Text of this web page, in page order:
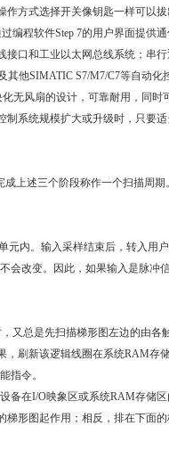
作方式选择开关像钥匙一样可以
编程软件Step 7的用户界面提供
接口和工业以太网总线系统；串
他SIMATIC S7/M7/C7等自动化
无风扇的设计，可靠耐用，同时
制系统规模扩大或升级时，只要
上述三个阶段称作一个扫描周期
元内。输入采样结束后，转入用
会改变。因此，如果输入是脉冲
又总是先扫描梯形图左边的由各
，刷新该逻辑线圈在系统RAM存
指令。
备在I/O映象区或系统RAM存储
形图起作用；相反，排在下面